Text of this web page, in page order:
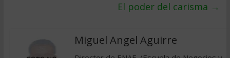
El poder del carisma →
Miguel Angel Aguirre